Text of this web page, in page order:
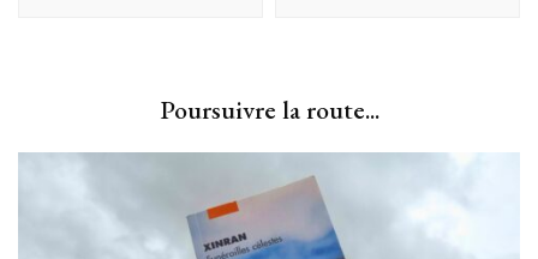
Poursuivre la route...